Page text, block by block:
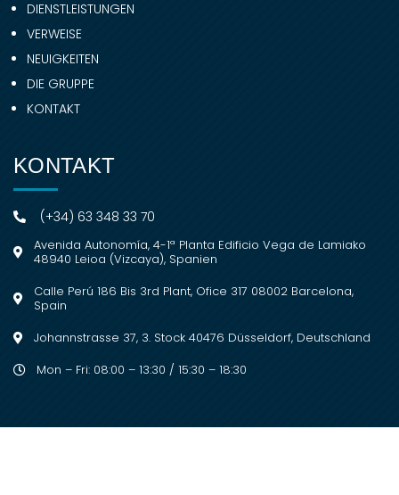
DIENSTLEISTUNGEN
VERWEISE
NEUIGKEITEN
DIE GRUPPE
KONTAKT
KONTAKT
(+34) 63 348 33 70
Avenida Autonomía, 4-1ª Planta Edificio Vega de Lamiako
48940 Leioa (Vizcaya), Spanien
Calle Perú 186 Bis 3rd Plant, Ofice 317 08002 Barcelona,
Spain
Johannstrasse 37, 3. Stock 40476 Düsseldorf, Deutschland
Mon – Fri: 08:00 – 13:30 / 15:30 – 18:30